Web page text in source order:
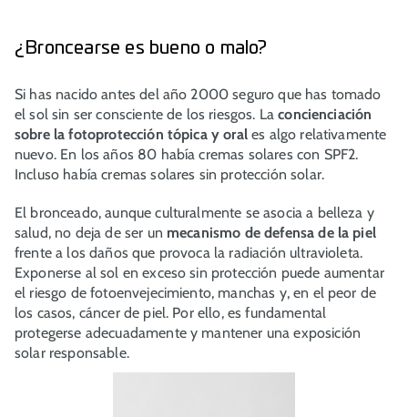
¿Broncearse es bueno o malo?
Si has nacido antes del año 2000 seguro que has tomado
el sol sin ser consciente de los riesgos. Laconcienciación
sobre la fotoprotección tópica y orales algo relativamente
nuevo. En los años 80 había cremas solares con SPF2.
Incluso había cremas solares sin protección solar.
El bronceado, aunque culturalmente se asocia a belleza y
salud, no deja de ser un mecanismo de defensa de la piel
frente a los daños que provoca la radiación ultravioleta.
Exponerse al sol en exceso sin protección puede aumentar
el riesgo de fotoenvejecimiento, manchas y, en el peor de
los casos, cáncer de piel. Por ello, es fundamental
protegerse adecuadamente y mantener una exposición
solar responsable.